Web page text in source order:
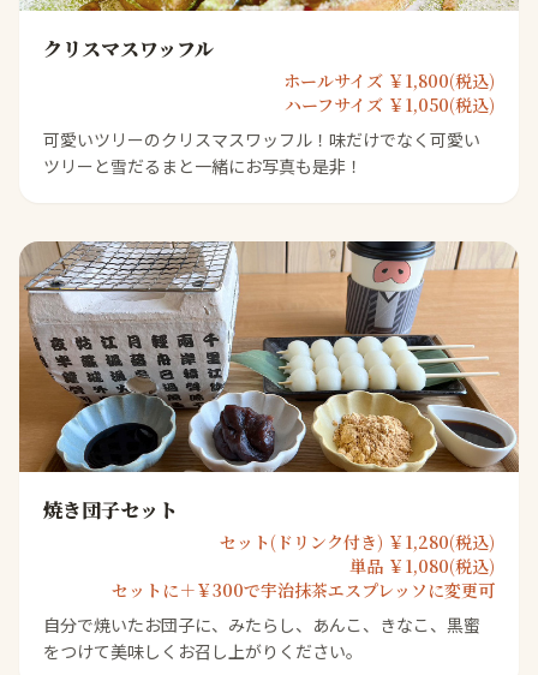
クリスマスワッフル
ホールサイズ ￥1,800(税込)
ハーフサイズ ￥1,050(税込)
可愛いツリーのクリスマスワッフル！味だけでなく可愛い
ツリーと雪だるまと一緒にお写真も是非！
焼き団子セット
セット(ドリンク付き) ￥1,280(税込)
単品 ￥1,080(税込)
セットに＋￥300で宇治抹茶エスプレッソに変更可
自分で焼いたお団子に、みたらし、あんこ、きなこ、黒蜜
をつけて美味しくお召し上がりください。